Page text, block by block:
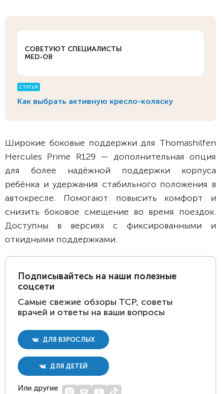
СОВЕТУЮТ СПЕЦИАЛИСТЫ
MED-OB
СТАТЬЯ
Как выбрать активную кресло-коляску
Широкие боковые поддержки для Thomashilfen
Hercules Prime R129 — дополнительная опция
для более надёжной поддержки корпуса
ребёнка и удержания стабильного положения в
автокресле. Помогают повысить комфорт и
снизить боковое смещение во время поездок.
Доступны в версиях с фиксированными и
откидными поддержками.
Подписывайтесь на наши полезные
соцсети
Самые свежие обзоры ТСР, советы
врачей и ответы на ваши вопросы
ДЛЯ ВЗРОСЛЫХ
ДЛЯ ДЕТЕЙ
Или другие